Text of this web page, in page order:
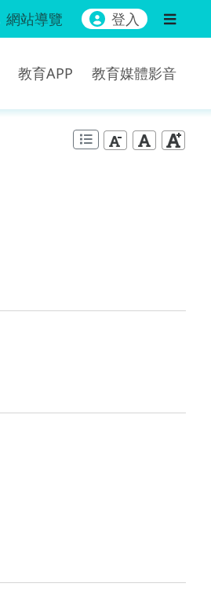
網站導覽 登入
教育APP 教育媒體影音